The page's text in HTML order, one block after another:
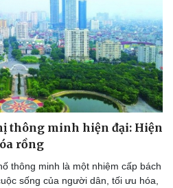
thông minh hiện đại: Hiện
rồng
thông minh là một nhiệm cấp bách
sống của người dân, tối ưu hóa,